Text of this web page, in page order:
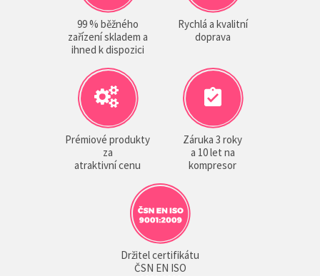
99 % běžného
zařízení skladem a
ihned k dispozici
Rychlá a kvalitní
doprava
Prémiové produkty
za
atraktivní cenu
Záruka 3 roky
a 10 let na
kompresor
Držitel certifikátu
ČSN EN ISO